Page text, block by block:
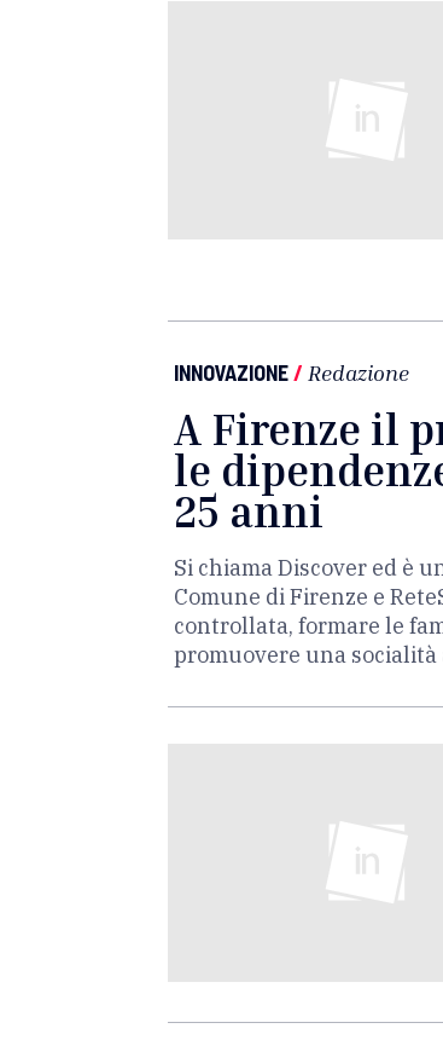
INNOVAZIONE/ Redazione
A Firenze il
le
25 anni
Si chiama Discover ed è
Comune di Firenze e
controllata, formare le
promuovere una socialità